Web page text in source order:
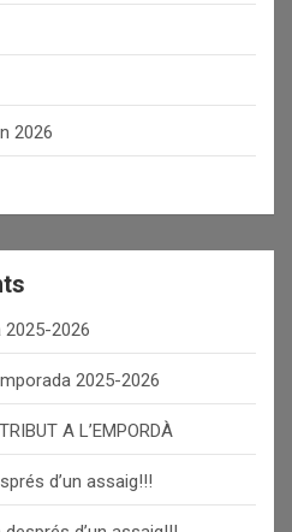
2026
2026
2025-2026
TRIBUT A L’EMPORDÀ
d’un assaig!!!